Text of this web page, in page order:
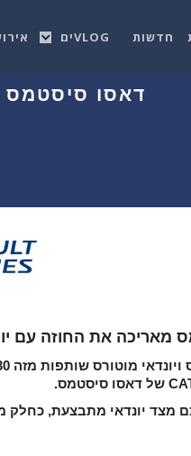
חדשות VLOGים
דאסו סיסטמס
מאריכה את החוזה עם
מצד יונדאי מתבצעת, כחלק